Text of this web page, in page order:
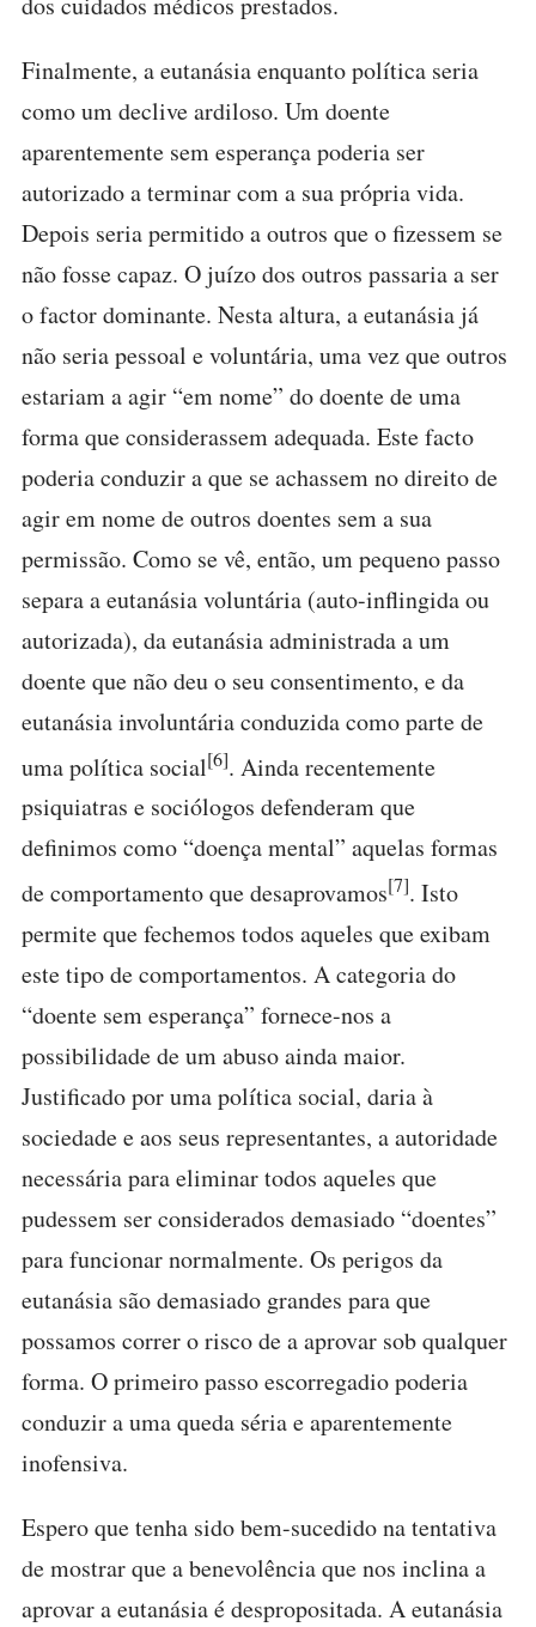
Finalmente, a eutanásia enquanto política seria
como um declive ardiloso. Um doente
aparentemente sem esperança poderia ser
autorizado a terminar com a sua própria vida.
Depois seria permitido a outros que o fizessem se
não fosse capaz. O juízo dos outros passaria a ser
o factor dominante. Nesta altura, a eutanásia já
não seria pessoal e voluntária, uma vez que outros
estariam a agir “em nome” do doente de uma
forma que considerassem adequada. Este facto
poderia conduzir a que se achassem no direito de
agir em nome de outros doentes sem a sua
permissão. Como se vê, então, um pequeno passo
separa a eutanásia voluntária (auto-inflingida ou
autorizada), da eutanásia administrada a um
doente que não deu o seu consentimento, e da
eutanásia involuntária conduzida como parte de
uma política social[6]. Ainda recentemente
psiquiatras e sociólogos defenderam que
definimos como “doença mental” aquelas formas
de comportamento que desaprovamos[7]. Isto
permite que fechemos todos aqueles que exibam
este tipo de comportamentos. A categoria do
“doente sem esperança” fornece-nos a
possibilidade de um abuso ainda maior.
Justificado por uma política social, daria à
sociedade e aos seus representantes, a autoridade
necessária para eliminar todos aqueles que
pudessem ser considerados demasiado “doentes”
para funcionar normalmente. Os perigos da
eutanásia são demasiado grandes para que
possamos correr o risco de a aprovar sob qualquer
forma. O primeiro passo escorregadio poderia
conduzir a uma queda séria e aparentemente
inofensiva.
Espero que tenha sido bem-sucedido na tentativa
de mostrar que a benevolência que nos inclina a
aprovar a eutanásia é despropositada. A eutanásia